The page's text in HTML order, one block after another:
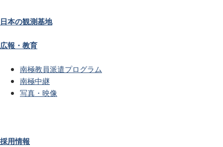
日本の観測基地
広報・教育
南極教員派遣プログラム
南極中継
写真・映像
採用情報